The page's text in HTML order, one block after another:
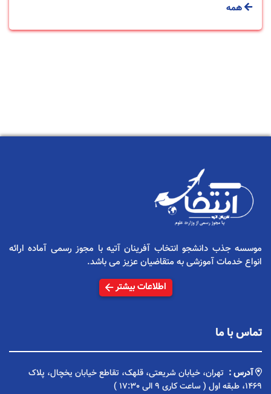
همه
موسسه جذب دانشجو انتخاب آفرینان آتیه با مجوز رسمی آماده ارائه
انواع خدمات آموزشی به متقاضیان عزیز می باشد.
اطلاعات بیشتر
تماس با ما
آدرس : تهران، خیابان شریعتی، قلهک، تقاطع خیابان یخچال، پلاک
1469، طبقه اول ( ساعت کاری 9 الی 17:30 )